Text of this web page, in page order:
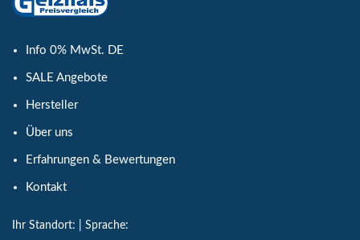
Info 0% MwSt. DE
SALE Angebote
Hersteller
Über uns
Erfahrungen & Bewertungen
Kontakt
Ihr Standort: | Sprache: